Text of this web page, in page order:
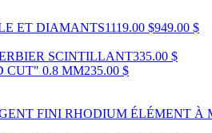
ET DIAMANTS1119.00 $949.00 $
SCINTILLANT335.00 $
CUT" 0.8 MM235.00 $
FINI RHODIUM ÉLÉMENT À